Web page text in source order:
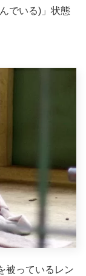
でいる)」状態
被っているレン